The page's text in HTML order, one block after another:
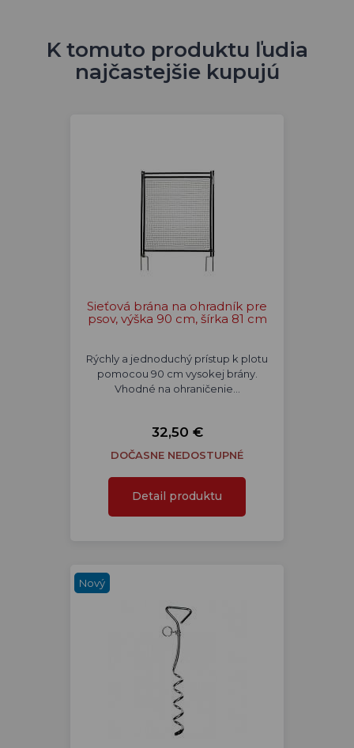
K tomuto produktu ľudia
najčastejšie kupujú
Sieťová brána na ohradník pre
psov, výška 90 cm, šírka 81 cm
Rýchly a jednoduchý prístup k plotu
pomocou 90 cm vysokej brány.
Vhodné na ohraničenie…
32,50 €
DOČASNE NEDOSTUPNÉ
Detail produktu
Nový